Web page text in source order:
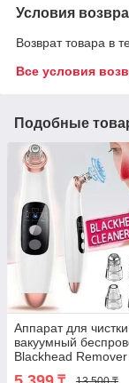
Условия
Возврат товара в
Все условия
Подобные
Аппарат для
вакуумный
Blackhead Remover
зарядкой + 6